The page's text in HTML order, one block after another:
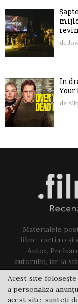
de
În
Your
de
Materialele
filme-carti.ro și
Autor.
autorului, iar la
Acest site
a personaliza
acest site, sunteți